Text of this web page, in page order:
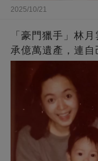
2025/10/21
「豪門獵手」林
承億萬遺產，連自